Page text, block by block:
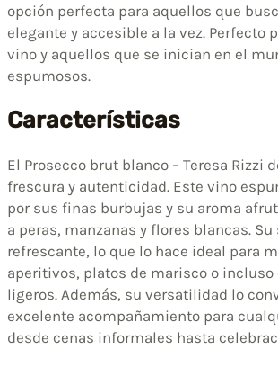
opción perfecta para aquellos que
elegante y accesible a la vez. Perfecto
vino y aquellos que se inician en el
espumosos.
Características
El Prosecco brut blanco – Teresa Rizzi
frescura y autenticidad. Este vino
por sus finas burbujas y su aroma
a peras, manzanas y flores blancas.
refrescante, lo que lo hace ideal para
aperitivos, platos de marisco o incluso
ligeros. Además, su versatilidad lo
excelente acompañamiento para
desde cenas informales hasta